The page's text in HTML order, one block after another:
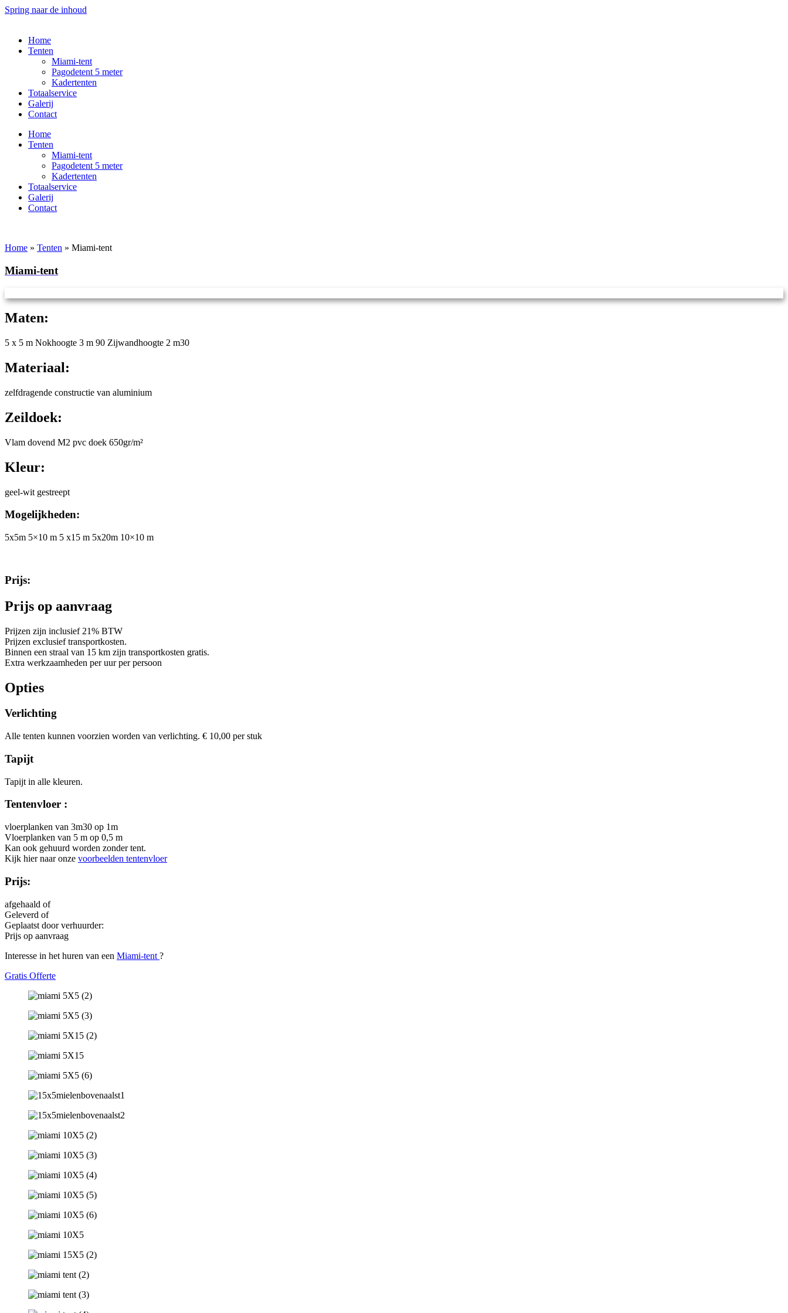
Spring naar de inhoud
Home
Tenten
Miami-tent
Pagodetent 5 meter
Kadertenten
Totaalservice
Galerij
Contact
Home
Tenten
Miami-tent
Pagodetent 5 meter
Kadertenten
Totaalservice
Galerij
Contact
Home » Tenten » Miami-tent
Miami-tent
Maten:
5 x 5 m Nokhoogte 3 m 90 Zijwandhoogte 2 m30
Materiaal:
zelfdragende constructie van aluminium
Zeildoek:
Vlam dovend M2 pvc doek 650gr/m²
Kleur:
geel-wit gestreept
Mogelijkheden:
5x5m 5×10 m 5 x15 m 5x20m 10×10 m
Prijs:
Prijs op aanvraag
Prijzen zijn inclusief 21% BTW
Prijzen exclusief transportkosten.
Binnen een straal van 15 km zijn transportkosten gratis.
Extra werkzaamheden per uur per persoon
Opties
Verlichting
Alle tenten kunnen voorzien worden van verlichting. € 10,00 per stuk
Tapijt
Tapijt in alle kleuren.
Tentenvloer :
vloerplanken van 3m30 op 1m
Vloerplanken van 5 m op 0,5 m
Kan ook gehuurd worden zonder tent.
Kijk hier naar onze voorbeelden tentenvloer
Prijs:
afgehaald of
Geleverd of
Geplaatst door verhuurder:
Prijs op aanvraag
Interesse in het huren van een Miami-tent ?
Gratis Offerte